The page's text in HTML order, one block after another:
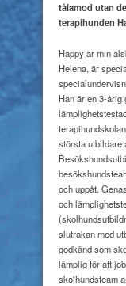
tålamod utan
terapihunden
Happy är min
Helena, är
Han är en 3-årig
största utbildare
och uppåt.
och
slutrakan med
godkänd som
lämplig för att
skolhundsteam